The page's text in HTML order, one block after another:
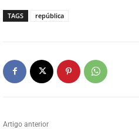
TAGS república
Artigo anterior